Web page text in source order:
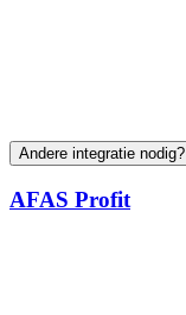
Andere integratie nodig?
AFAS Profit